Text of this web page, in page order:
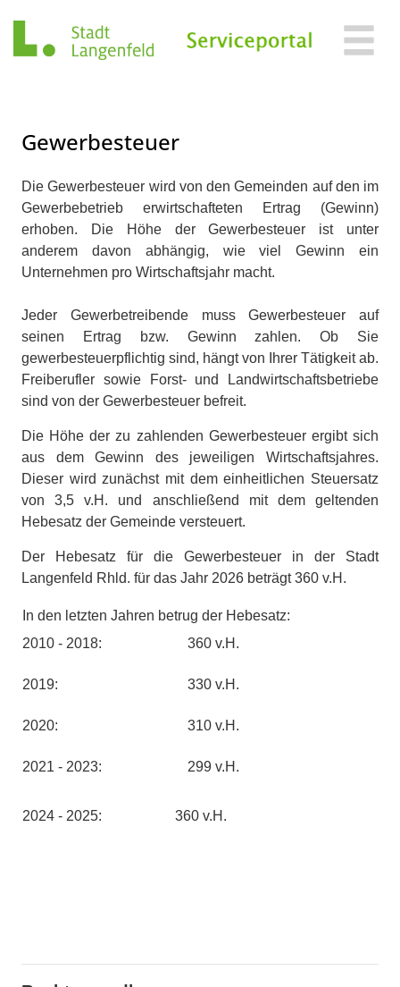
Gewerbesteuer
Kurzbeschreibung
Die Gewerbesteuer wird von den Gemeinden auf den im
Gewerbebetrieb erwirtschafteten Ertrag (Gewinn)
erhoben. Die Höhe der Gewerbesteuer ist unter
anderem davon abhängig, wie viel Gewinn ein
Unternehmen pro Wirtschaftsjahr macht.
Beschreibung
Jeder Gewerbetreibende muss Gewerbesteuer auf
seinen Ertrag bzw. Gewinn zahlen. Ob Sie
gewerbesteuerpflichtig sind, hängt von Ihrer Tätigkeit ab.
Freiberufler sowie Forst- und Landwirtschaftsbetriebe
sind von der Gewerbesteuer befreit.
Die Höhe der zu zahlenden Gewerbesteuer ergibt sich
aus dem Gewinn des jeweiligen Wirtschaftsjahres.
Dieser wird zunächst mit dem einheitlichen Steuersatz
von 3,5 v.H. und anschließend mit dem geltenden
Hebesatz der Gemeinde versteuert.
Der Hebesatz für die Gewerbesteuer in der Stadt
Langenfeld Rhld. für das Jahr 2026 beträgt 360 v.H.
In den letzten Jahren betrug der Hebesatz:
2010 - 2018:
360 v.H.
2019: 330 v.H.
2020: 310 v.H.
2021 - 2023: 299 v.H.
2024 - 2025: 360 v.H.